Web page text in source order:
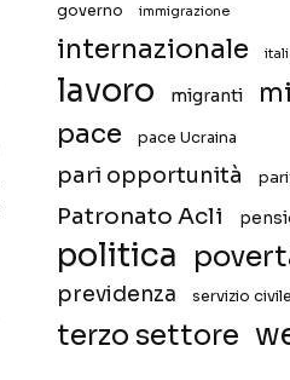
governo immigrazione
internazionale
lavoro migranti
pace
pace Ucraina
pari opportunità
Patronato Acli
politica
previdenza servizio civile
terzo settore